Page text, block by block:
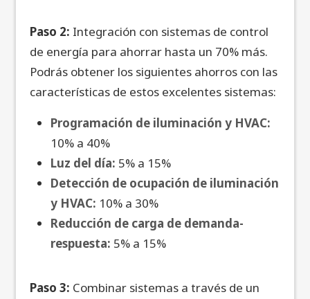
Paso 2: Integración con sistemas de control
de energía para ahorrar hasta un 70% más.
Podrás obtener los siguientes ahorros con las
características de estos excelentes sistemas:
Programación de iluminación y HVAC:
10% a 40%
Luz del día: 5% a 15%
Detección de ocupación de iluminación
y HVAC: 10% a 30%
Reducción de carga de demanda-
respuesta: 5% a 15%
Paso 3: Combinar sistemas a través de un